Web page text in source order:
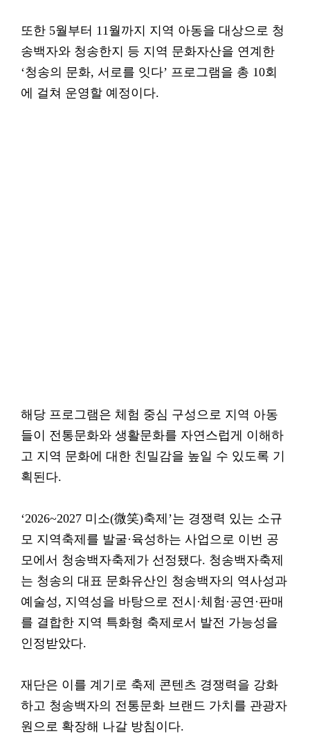
또한 5월부터 11월까지 지역 아동을 대상으로 청
송백자와 청송한지 등 지역 문화자산을 연계한
‘청송의 문화, 서로를 잇다’ 프로그램을 총 10회
에 걸쳐 운영할 예정이다.
해당 프로그램은 체험 중심 구성으로 지역 아동
들이 전통문화와 생활문화를 자연스럽게 이해하
고 지역 문화에 대한 친밀감을 높일 수 있도록 기
획된다.
‘2026~2027 미소(微笑)축제’는 경쟁력 있는 소규
모 지역축제를 발굴·육성하는 사업으로 이번 공
모에서 청송백자축제가 선정됐다. 청송백자축제
는 청송의 대표 문화유산인 청송백자의 역사성과
예술성, 지역성을 바탕으로 전시·체험·공연·판매
를 결합한 지역 특화형 축제로서 발전 가능성을
인정받았다.
재단은 이를 계기로 축제 콘텐츠 경쟁력을 강화
하고 청송백자의 전통문화 브랜드 가치를 관광자
원으로 확장해 나갈 방침이다.